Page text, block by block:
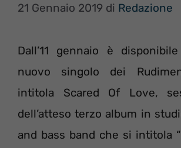
21 Gennaio 2019 di Redazione
Dall’11 gennaio è
nuovo singolo dei
intitola Scared Of Love,
dell’atteso terzo album in
and bass band che si intitola